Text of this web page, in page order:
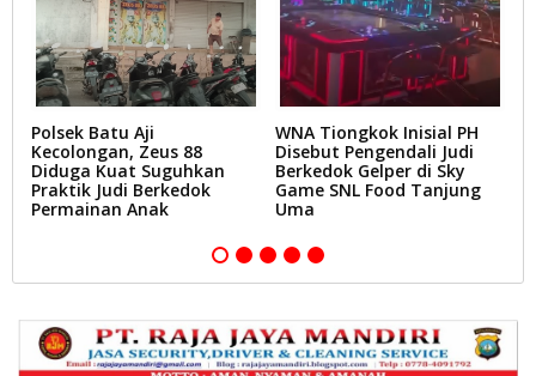
Polsek Batu Aji
Kecolongan, Zeus 88
Diduga Kuat Suguhkan
Praktik Judi Berkedok
Permainan Anak
WNA Tiongkok Inisial PH
Disebut Pengendali Judi
Berkedok Gelper di Sky
Game SNL Food Tanjung
Uma